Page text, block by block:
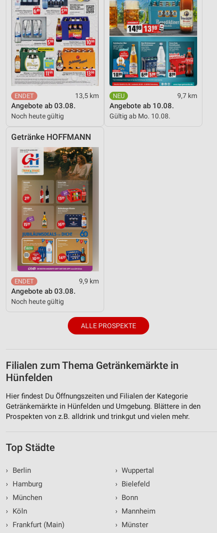
13,5 km
Angebote ab 03.08.
Noch heute gültig
9,7 km
Angebote ab 10.08.
Gültig ab Mo. 10.08.
Getränke HOFFMANN
9,9 km
Angebote ab 03.08.
Noch heute gültig
ALLE PROSPEKTE
Filialen zum Thema Getränkemärkte in
Hünfelden
Hier findest Du Öffnungszeiten und Filialen der Kategorie
Getränkemärkte in Hünfelden und Umgebung. Blättere in den
Prospekten von z.B. alldrink und trinkgut und vielen mehr.
Top Städte
›
Berlin
›
Hamburg
›
München
›
Köln
›
Frankfurt (Main)
› Wuppertal
› Bielefeld
› Bonn
› Mannheim
› Münster